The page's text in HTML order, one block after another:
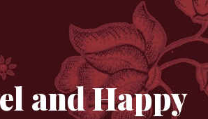
and Happy